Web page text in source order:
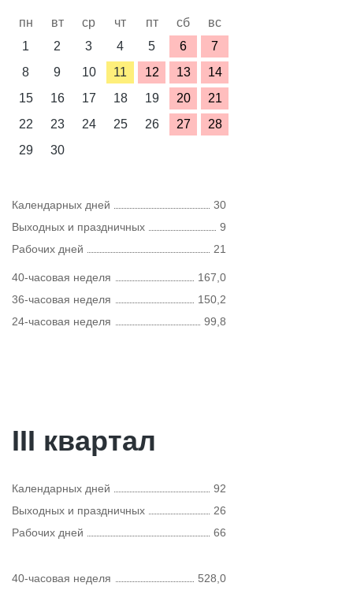
пн вт ср чт пт сб
вс
1
2 3 4 5 6
7
8
9 10 11 12 13
14
15
16 17 18 19 20
21
22
23 24 25 26 27
28
29
30
Календарных дней
30
Выходных и праздничных
9
Рабочих дней
21
40-часовая неделя
167,0
36-часовая неделя
150,2
24-часовая неделя
99,8
III квартал
Календарных дней
92
Выходных и праздничных
26
Рабочих дней
66
40-часовая неделя 528,0